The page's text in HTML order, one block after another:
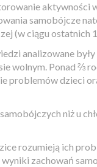
aktywności
(w ciągu ostatnich
analizowane
wolnym. Ponad ⅔
problemów dzieci
niż u
rozumieją ich
zachowań